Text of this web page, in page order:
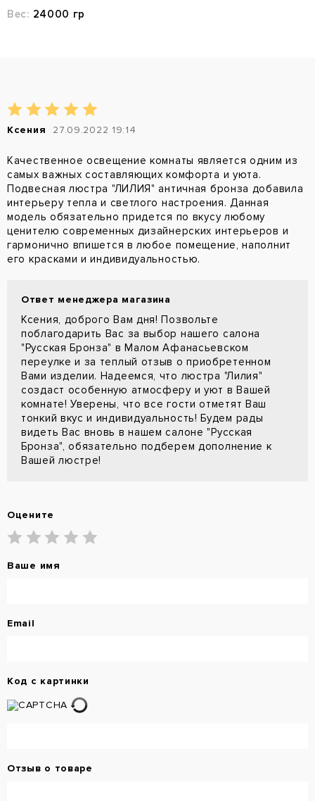
Вес: 24000 гр
Ксения 27.09.2022 19:14
Качественное освещение комнаты является одним из
самых важных составляющих комфорта и уюта.
Подвесная люстра "ЛИЛИЯ" античная бронза добавила
интерьеру тепла и светлого настроения. Данная
модель обязательно придется по вкусу любому
ценителю современных дизайнерских интерьеров и
гармонично впишется в любое помещение, наполнит
его красками и индивидуальностью.
Ответ менеджера магазина
Ксения, доброго Вам дня! Позвольте
поблагодарить Вас за выбор нашего салона
"Русская Бронза" в Малом Афанасьевском
переулке и за теплый отзыв о приобретенном
Вами изделии. Надеемся, что люстра "Лилия"
создаст особенную атмосферу и уют в Вашей
комнате! Уверены, что все гости отметят Ваш
тонкий вкус и индивидуальность! Будем рады
видеть Вас вновь в нашем салоне "Русская
Бронза", обязательно подберем дополнение к
Вашей люстре!
Оцените
Ваше имя
Email
Код с картинки
Отзыв о товаре